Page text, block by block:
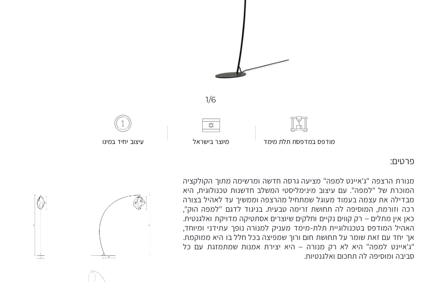
1/6
מודפס במדפסת תלת מימד מיוצר בישראל עיצוב יחיד במינו
פרטים:
מנורת הרצפה "ג'איינט למפה" מציעה גרסה חדשה ומרשימה מתוך הקולקציה
המוכרת של "למפה". עם עיצוב מינימליסטי המשלב חדשנות טכנולוגית, היא
מבדילה את עצמה בעמוד מעוגל שמתחיל מהרצפה וממשיך עד לאהיל בצורה
רכה וזורמת, המוסיפה לה תחושת זרימה טבעית. בניגוד לדגם "למפה הוק",
כאן אין מתלים – רק קווים נקיים וחלקים שיוצרים אסתטיקה מדויקת ואלגנטית.
האהיל המודפס בטכנולוגיית תלת-מימד מעניק למנורה נופך עתידני ומיוחד,
אך יחד עם זאת שומר על תחושת חום ורוך שמפיצה בכל חלל בו היא ממוקמת.
"ג'איינט למפה" היא לא רק מנורה – היא יצירת אמנות שמתמזגת עם כל
סביבה ומוסיפה לה תחכום ואלגנטיות.